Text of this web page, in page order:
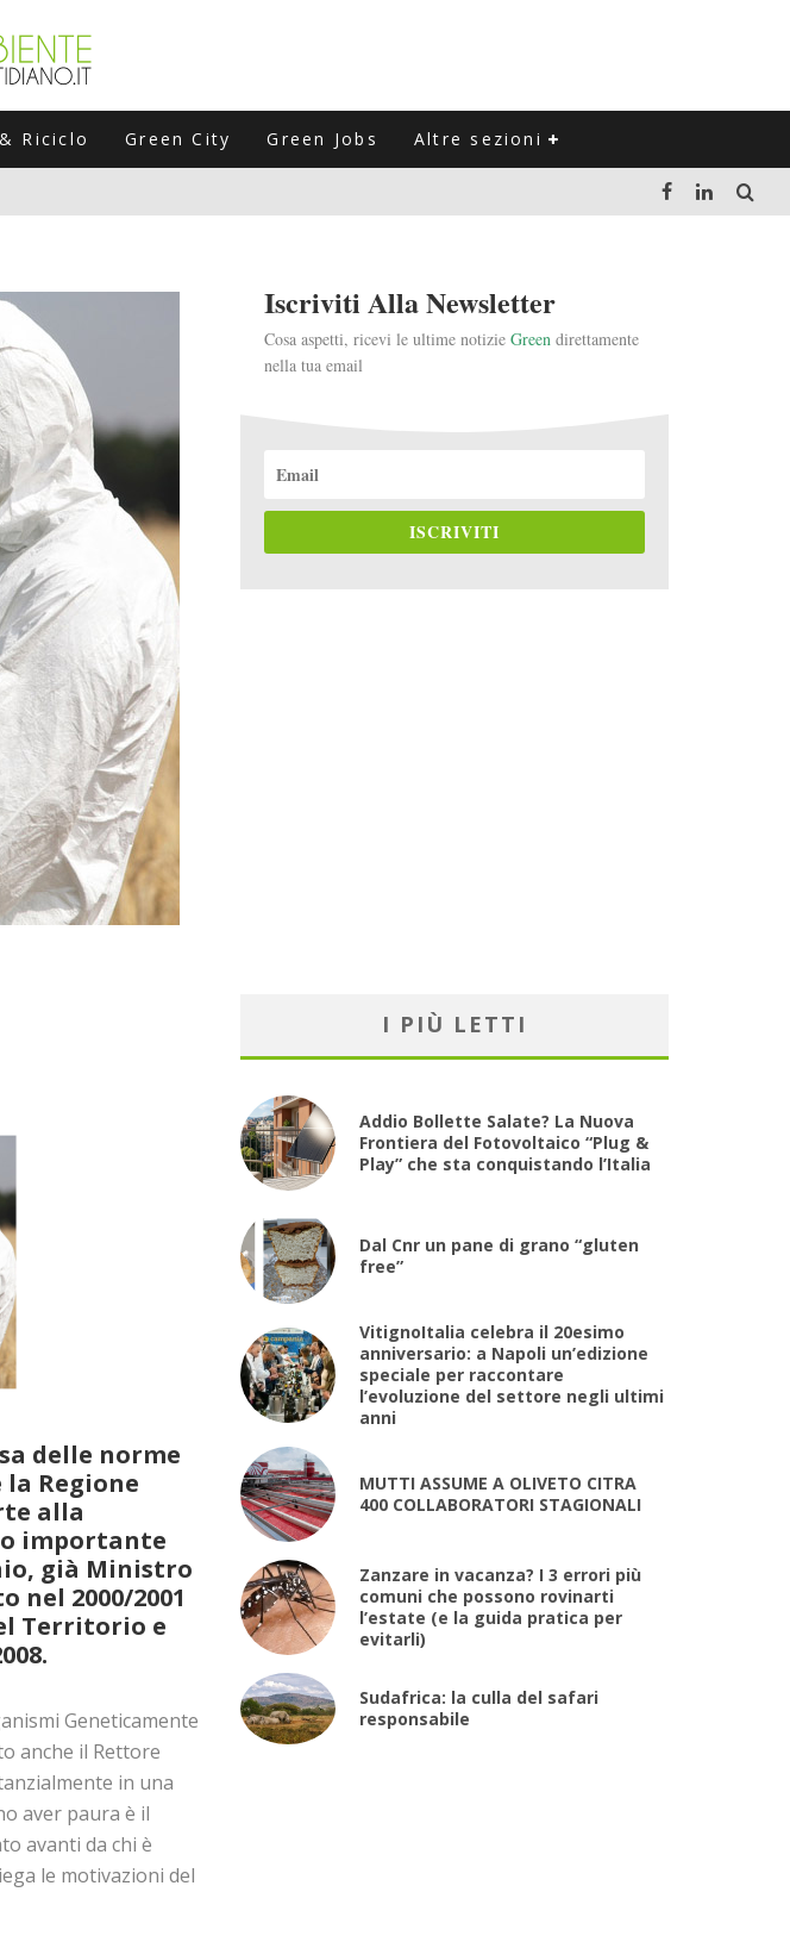
Riciclo Green City Green Jobs Altre sezioni
(E LA GUIDA PRATICA PER EVITARLI)
CHE STA CONQUISTANDO L'ITALIA
delle norme
Regione
alla
importante
già Ministro
nel 2000/2001
Territorio e
Geneticamente
anche il Rettore
in una
aver paura è il
avanti da chi è
le motivazioni del
Iscriviti Alla Newsletter
Cosa aspetti, ricevi le ultime notizie Green direttamente
nella tua email
ISCRIVITI
I PIÙ LETTI
Addio Bollette Salate? La Nuova
Frontiera del Fotovoltaico “Plug &
Play” che sta conquistando l’Italia
Dal Cnr un pane di grano “gluten
free”
VitignoItalia celebra il 20esimo
anniversario: a Napoli un’edizione
speciale per raccontare
l’evoluzione del settore negli ultimi
anni
MUTTI ASSUME A OLIVETO CITRA
400 COLLABORATORI STAGIONALI
Zanzare in vacanza? I 3 errori più
comuni che possono rovinarti
l’estate (e la guida pratica per
evitarli)
Sudafrica: la culla del safari
responsabile